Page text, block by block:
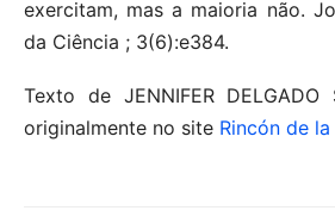
exercitam, mas a maioria não.
da Ciência ; 3(6):e384.
Texto de JENNIFER DELGADO
originalmente no site Rincón de